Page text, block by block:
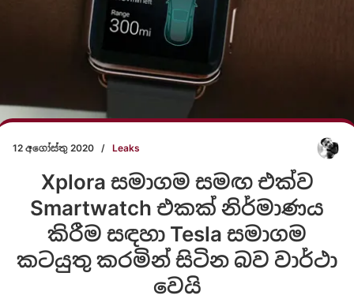
12 අගෝස්තු 2020 / Leaks
Xplora සමාගම සමඟ එක්ව
Smartwatch එකක් නිර්මාණය
කිරීම සඳහා Tesla සමාගම
කටයුතු කරමින් සිටින බව වාර්ථා
වෙයි